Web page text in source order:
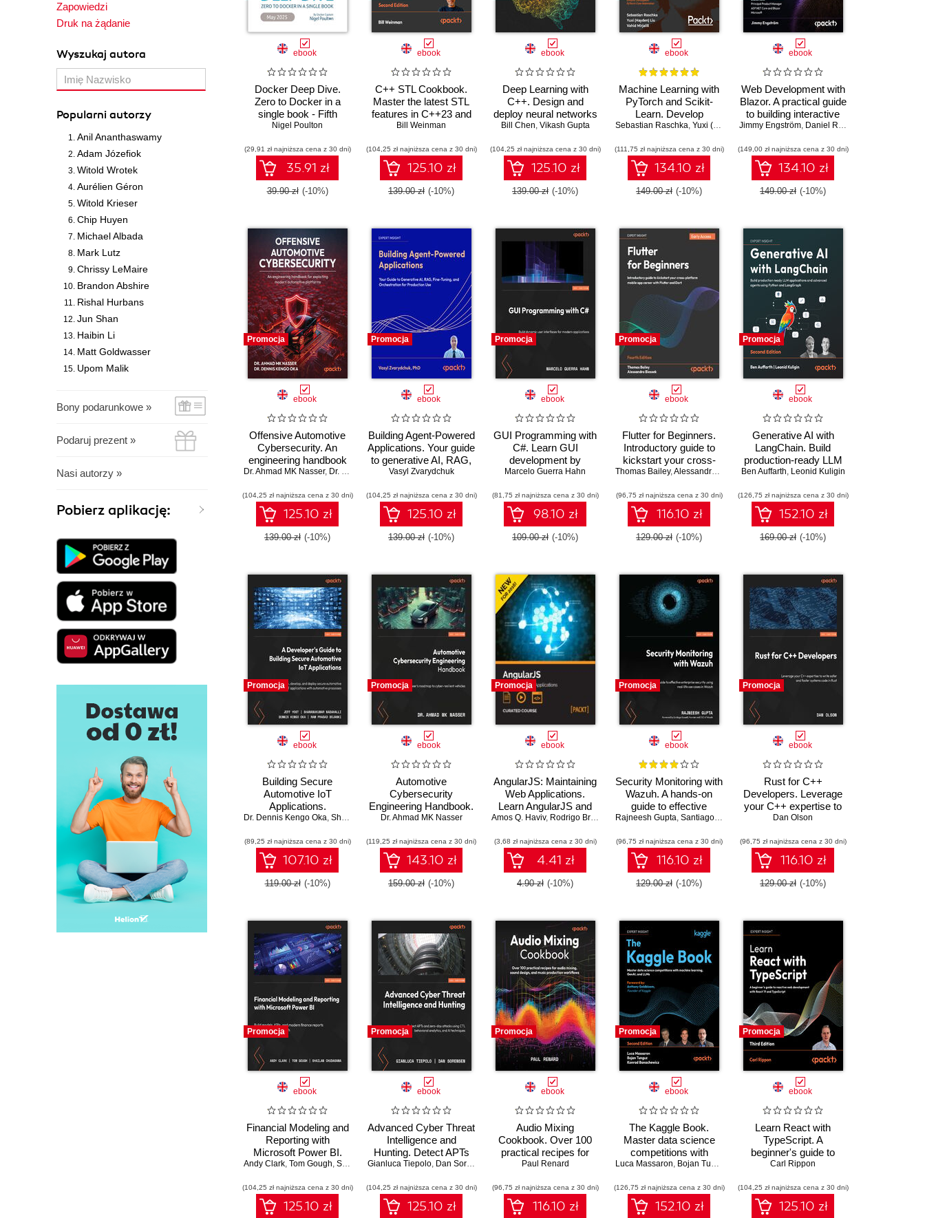
Zapowiedzi
Druk na żądanie
Wyszukaj autora
Popularni autorzy
Anil Ananthaswamy
Adam Józefiok
Witold Wrotek
Aurélien Géron
Witold Krieser
Chip Huyen
Michael Albada
Mark Lutz
Chrissy LeMaire
Brandon Abshire
Rishal Hurbans
Jun Shan
Haibin Li
Matt Goldwasser
Upom Malik
Bony podarunkowe »
Podaruj prezent »
Nasi autorzy »
Pobierz aplikację:
ebook
Docker Deep Dive.
Zero to Docker in a
single book - Fifth
Edition
Nigel Poulton
(29,91 zł najniższa cena z 30 dni)
35.91 zł
39.90 zł (-10%)
ebook
C++ STL Cookbook.
Master the latest STL
features in C++23 and
26 with practical
development - Second
Edition
Bill Weinman
(104,25 zł najniższa cena z 30 dni)
125.10 zł
139.00 zł (-10%)
ebook
Deep Learning with
C++. Design and
deploy neural networks
using CUDA for high-
Bill Chen, Vikash Gupta
(104,25 zł najniższa cena z 30 dni)
125.10 zł
139.00 zł (-10%)
ebook
Machine Learning with
PyTorch and Scikit-
Learn. Develop
machine learning and
with Python
Sebastian Raschka, Yuxi (Hayden) Liu , Vahid Mirjalili,Dmytro Dzhulgakov
(111,75 zł najniższa cena z 30 dni)
134.10 zł
149.00 zł (-10%)
ebook
Web Development with
Blazor. A practical guide
to building interactive
UIs with C# 14 and
Edition
Jimmy Engström, Daniel Roth
(149,00 zł najniższa cena z 30 dni)
134.10 zł
149.00 zł (-10%)
Promocja
ebook
Offensive Automotive
Cybersecurity. An
engineering handbook
for exploiting modern
Dr. Ahmad MK Nasser, Dr. Dennis Kengo Oka
(104,25 zł najniższa cena z 30 dni)
125.10 zł
139.00 zł (-10%)
Promocja
ebook
Building Agent-Powered
Applications. Your guide
to generative AI, RAG,
fine-tuning, and
production use
Vasyl Zvarydchuk
(104,25 zł najniższa cena z 30 dni)
125.10 zł
139.00 zł (-10%)
Promocja
ebook
GUI Programming with
C#. Learn GUI
development by
building beginner-
Blazor, MAUI, and
WinUI 3
Marcelo Guerra Hahn
(81,75 zł najniższa cena z 30 dni)
98.10 zł
109.00 zł (-10%)
Promocja
ebook
Flutter for Beginners.
Introductory guide to
kickstart your cross-
platform mobile app
Dart - Fourth Edition
Thomas Bailey,Alessandro Biessek
(96,75 zł najniższa cena z 30 dni)
116.10 zł
129.00 zł (-10%)
Promocja
ebook
Generative AI with
LangChain. Build
production-ready LLM
applications and
Python, LangChain, and
LangGraph - Second
Edition
Ben Auffarth, Leonid Kuligin
(126,75 zł najniższa cena z 30 dni)
152.10 zł
169.00 zł (-10%)
Promocja
ebook
Building Secure
Automotive IoT
Applications.
Developing robust IoT
automotive software
Dr. Dennis Kengo Oka, Sharanukumar Nadahalli , Jeff Yost, Ram Prasad Bojanki,Dr. André Weimerskirch
(89,25 zł najniższa cena z 30 dni)
107.10 zł
119.00 zł (-10%)
Promocja
ebook
Automotive
Cybersecurity
Engineering Handbook.
The automotive
cyber-resilient vehicles
Dr. Ahmad MK Nasser
(119,25 zł najniższa cena z 30 dni)
143.10 zł
159.00 zł (-10%)
Promocja
ebook
AngularJS: Maintaining
Web Applications.
Learn AngularJS and
full-stack web
Amos Q. Haviv, Rodrigo Branas Matthew Frisbie,Chandermani Arora
(3,68 zł najniższa cena z 30 dni)
4.41 zł
4.90 zł (-10%)
Promocja
ebook
Security Monitoring with
Wazuh. A hands-on
guide to effective
enterprise security
cases in Wazuh
Rajneesh Gupta, Santiago Bassett
(96,75 zł najniższa cena z 30 dni)
116.10 zł
129.00 zł (-10%)
Promocja
ebook
Rust for C++
Developers. Leverage
your C++ expertise to
write safer and faster
Dan Olson
(96,75 zł najniższa cena z 30 dni)
116.10 zł
129.00 zł (-10%)
Promocja
ebook
Financial Modeling and
Reporting with
Microsoft Power BI.
Build models, KPIs, and
in Power BI from
scratch
Andy Clark, Tom Gough, Shailan Chudasama ,Marissa Thomas
(104,25 zł najniższa cena z 30 dni)
125.10 zł
Promocja
ebook
Advanced Cyber Threat
Intelligence and
Hunting. Detect APTs
and zero-day attacks
analytics, and AI
techniques
Gianluca Tiepolo, Dan Sorensen
(104,25 zł najniższa cena z 30 dni)
125.10 zł
Promocja
ebook
Audio Mixing
Cookbook. Over 100
practical recipes for
audio mixing, sound
production workflows
Paul Renard
(96,75 zł najniższa cena z 30 dni)
116.10 zł
Promocja
ebook
The Kaggle Book.
Master data science
competitions with
machine learning,
Second Edition
Luca Massaron, Bojan Tunguz Konrad Banachewicz,
(126,75 zł najniższa cena z 30 dni)
152.10 zł
Promocja
ebook
Learn React with
TypeScript. A
beginner's guide to
building real-world,
apps with React 19 and
TypeScript - Third
Edition
Carl Rippon
(104,25 zł najniższa cena z 30 dni)
125.10 zł